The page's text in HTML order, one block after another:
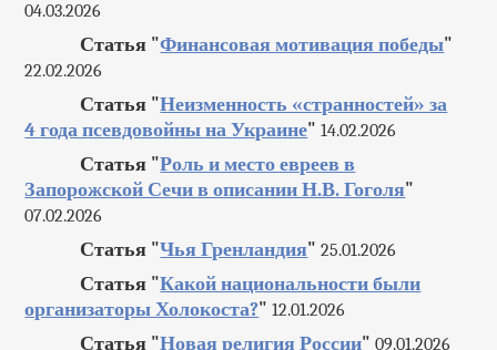
04.03.2026
Статья "Финансовая мотивация победы"
22.02.2026
Статья "Неизменность «странностей» за
4 года псевдовойны на Украине" 14.02.2026
Статья "Роль и место евреев в
Запорожской Сечи в описании Н.В. Гоголя"
07.02.2026
Статья "Чья Гренландия" 25.01.2026
Статья "Какой национальности были
организаторы Холокоста?" 12.01.2026
Статья "Новая религия России" 09.01.2026